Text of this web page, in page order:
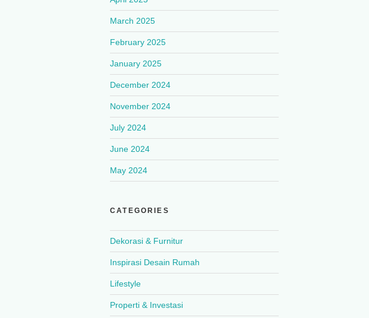
March 2025
February 2025
January 2025
December 2024
November 2024
July 2024
June 2024
May 2024
CATEGORIES
Dekorasi & Furnitur
Inspirasi Desain Rumah
Lifestyle
Properti & Investasi